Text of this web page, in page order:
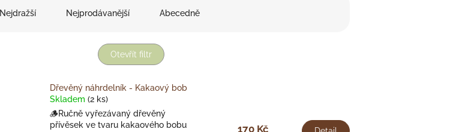
Nejdražší Nejprodávanější Abecedně
Otevřít filtr
Dřevěný náhrdelník - Kakaový bob
Skladem (2 ks)
🪵Ručně vyřezávaný dřevěný
přívěsek ve tvaru kakaového bobu
170 Kč